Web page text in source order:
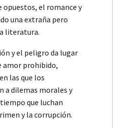
el romance y
una extraña pero
literatura.
y el peligro da lugar
amor prohibido,
las que los
a dilemas morales y
que luchan
y la corrupción.